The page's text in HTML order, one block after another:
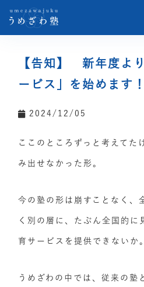
【告知】 新年度よ
ービス」を始めます！
2024/12/05
ここのところずっと考えてた
み出せなかった形。
今の塾の形は崩すことなく、
く別の層に、たぶん全国的に
育サービスを提供できないか
うめざわの中では、従来の塾